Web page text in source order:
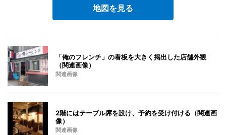
地図を見る
「俺のフレンチ」の看板を大きく掲出した店舗外観
（関連画像）
関連画像
2階にはテーブル席を設け、予約を受け付ける（関連画
像）
関連画像